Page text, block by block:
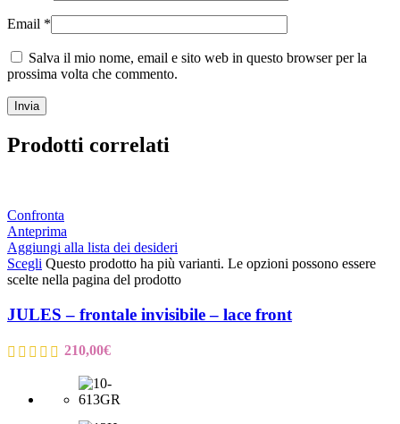
Email *
Salva il mio nome, email e sito web in questo browser per la
prossima volta che commento.
Prodotti correlati
Confronta
Anteprima
Aggiungi alla lista dei desideri
Scegli Questo prodotto ha più varianti. Le opzioni possono essere
scelte nella pagina del prodotto
JULES – frontale invisibile – lace front
210,00€